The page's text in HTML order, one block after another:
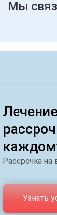
Мы
Рассрочка на
Узнать